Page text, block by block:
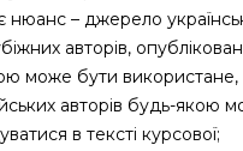
нюанс – джерело
авторів,
може бути
авторів будь-якою
в тексті курсової;